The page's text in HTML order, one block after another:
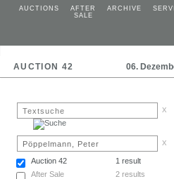
AUCTIONS
AFTER
SALE
ARCHIVE
AUCTION 42 06.
x
x
Auction 42
1 result
After Sale
2 results